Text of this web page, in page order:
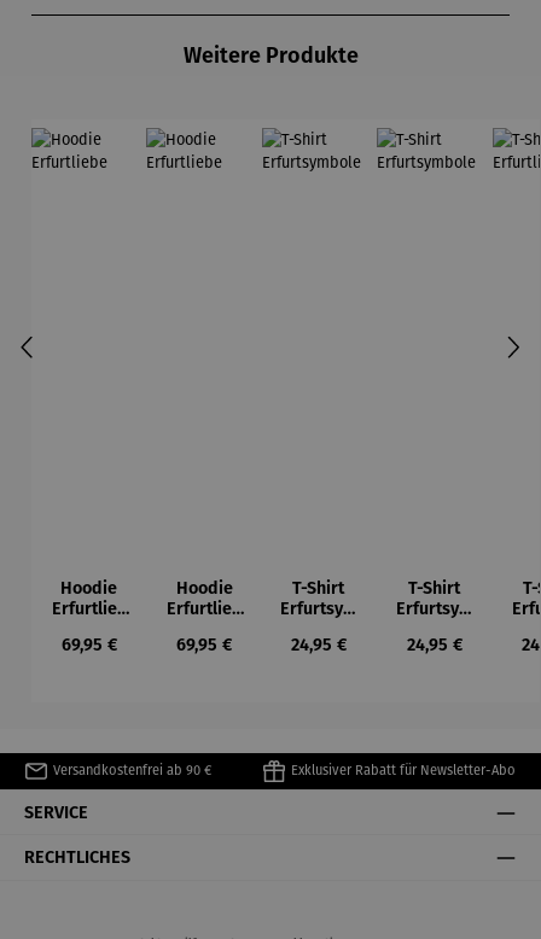
Weitere Produkte
Hoodie
Erfurtlieb
Regulärer Preis:
69,95 €
Hoodie
Erfurtlieb
Regulärer Preis:
69,95 €
T-Shirt
Erfurtsym
Regulärer Preis:
24,95 €
T-Shirt
Erfurtsym
Regulärer Preis:
24,95 €
Versandkostenfrei ab 90 € Exklusiver Rabatt für Newsletter-Abo
SERVICE
RECHTLICHES